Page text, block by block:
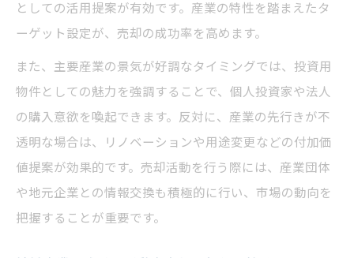
としての活用提案が有効です。産業の特性を踏まえたタ
ーゲット設定が、売却の成功率を高めます。
また、主要産業の景気が好調なタイミングでは、投資用
物件としての魅力を強調することで、個人投資家や法人
の購入意欲を喚起できます。反対に、産業の先行きが不
透明な場合は、リノベーションや用途変更などの付加価
値提案が効果的です。売却活動を行う際には、産業団体
や地元企業との情報交換も積極的に行い、市場の動向を
把握することが重要です。